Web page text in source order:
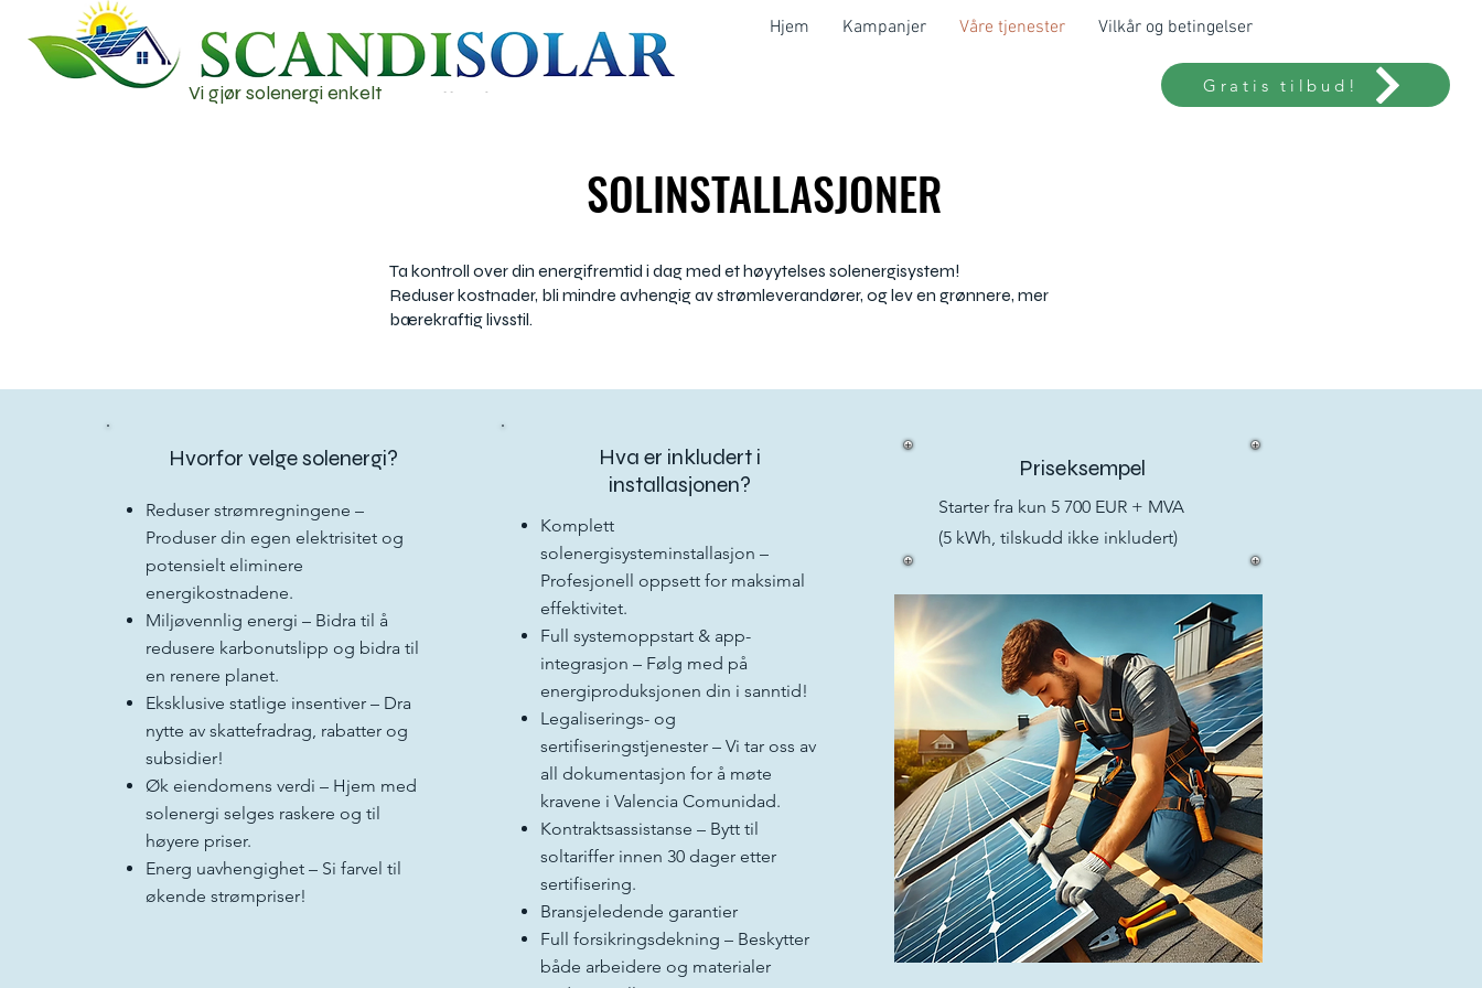
Vi gjør solenergi enkelt
Hjem Kampanjer Våre tjenester Vilkår og betingelser
Gratis tilbud!
SOLINSTALLASJONER
SOLINSTALLASJONER
Ta kontroll over din energifremtid i dag med et høyytelses solenergisystem!
Reduser kostnader, bli mindre avhengig av strømleverandører, og lev en grønnere, mer
bærekraftig livsstil.
Hvorfor velge solenergi?
Reduser strømregningene –
Produser din egen elektrisitet og
potensielt eliminere
energikostnadene.
Miljøvennlig energi – Bidra til å
redusere karbonutslipp og bidra til
en renere planet.
Eksklusive statlige insentiver – Dra
nytte av skattefradrag, rabatter og
subsidier!
Øk eiendomens verdi – Hjem med
solenergi selges raskere og til
høyere priser.
Energ uavhengighet – Si farvel til
økende strømpriser!
Hva er inkludert i
installasjonen?
Komplett
solenergisysteminstallasjon –
Profesjonell oppsett for maksimal
effektivitet.
Full systemoppstart & app-
integrasjon – Følg med på
energiproduksjonen din i sanntid!
Legaliserings- og
sertifiseringstjenester – Vi tar oss av
all dokumentasjon for å møte
kravene i Valencia Comunidad.
Kontraktsassistanse – Bytt til
soltariffer innen 30 dager etter
sertifisering.
Bransjeledende garantier
Full forsikringsdekning – Beskytter
både arbeidere og materialer
Priseksempel
Starter fra kun 5 700 EUR + MVA
(5 kWh, tilskudd ikke inkludert)